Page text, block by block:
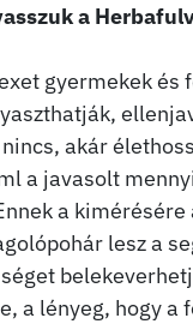
a
gyermekek és
akár
a javasolt
a kimérésére
lesz a
a lényeg, hogy a